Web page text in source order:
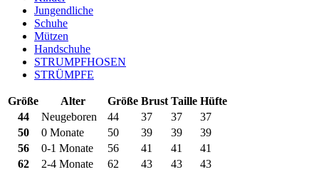
Jungendliche
Schuhe
Mützen
Handschuhe
STRUMPFHOSEN
STRÜMPFE
Größe Alter Größe Brust Taille Hüfte
44
Neugeboren 44 37 37
37
50
0 Monate 50 39 39
39
56
0-1 Monate 56 41 41
41
62
2-4 Monate 62 43 43
43